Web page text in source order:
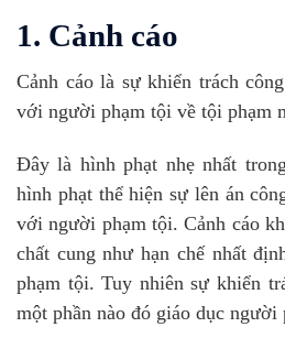
1. Cảnh cáo
Cảnh cáo là sự khiển trách
với người phạm tội về tội phạm
Đây là hình phạt nhẹ nhất
hình phạt thể hiện sự lên án
với người phạm tội. Cảnh cáo
chất cung như hạn chế nhất
phạm tội. Tuy nhiên sự khiển
một phần nào đó giáo dục người